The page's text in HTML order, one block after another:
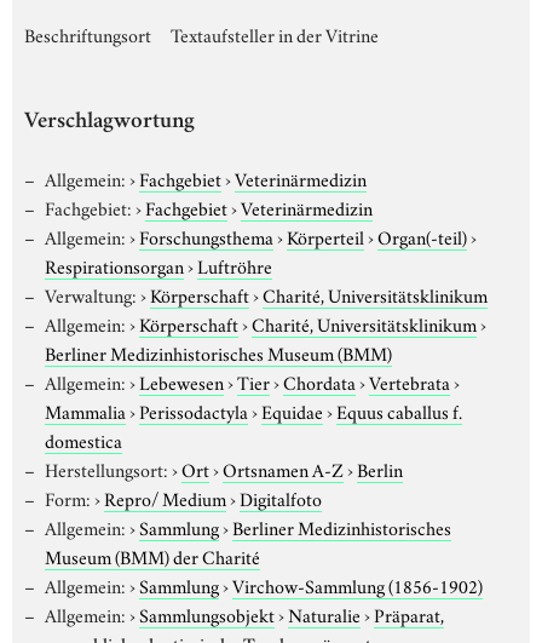
Beschriftungsort
Textaufsteller in der Vitrine
Verschlagwortung
Allgemein:›Fachgebiet›Veterinärmedizin
Fachgebiet:›Fachgebiet›Veterinärmedizin
Allgemein:›Forschungsthema›Körperteil›Organ(-teil)›
Respirationsorgan›Luftröhre
Verwaltung:›Körperschaft›Charité, Universitätsklinikum
Allgemein:›Körperschaft›Charité, Universitätsklinikum›
Berliner Medizinhistorisches Museum (BMM)
Allgemein:›Lebewesen›Tier›Chordata›Vertebrata›
Mammalia›Perissodactyla›Equidae›Equus caballus f.
domestica
Herstellungsort:›Ort›Ortsnamen A-Z›Berlin
Form:›Repro/ Medium›Digitalfoto
Allgemein:›Sammlung›Berliner Medizinhistorisches
Museum (BMM) der Charité
Allgemein:›Sammlung›Virchow-Sammlung (1856-1902)
Allgemein:›Sammlungsobjekt›Naturalie›Präparat,